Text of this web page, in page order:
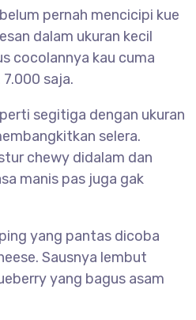
pernah mencicipi kue
dalam ukuran kecil
cocolannya kau cuma
saja.
segitiga dengan ukuran
selera.
chewy didalam dan
manis pas juga gak
yang pantas dicoba
Sausnya lembut
yang bagus asam